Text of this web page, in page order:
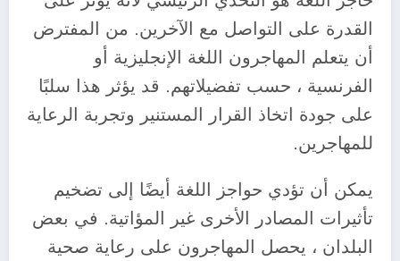
القدرة على التواصل مع الآخرين. من المفترض
أن يتعلم المهاجرون اللغة الإنجليزية أو
الفرنسية ، حسب تفضيلاتهم. قد يؤثر هذا سلبًا
على جودة اتخاذ القرار المستنير وتجربة الرعاية
للمهاجرين.
يمكن أن تؤدي حواجز اللغة أيضًا إلى تضخيم
تأثيرات المصادر الأخرى غير المؤاتية. في بعض
البلدان ، يحصل المهاجرون على رعاية صحية